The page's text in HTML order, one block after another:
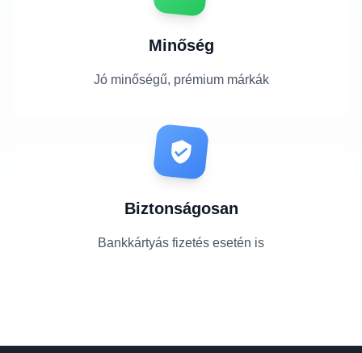
Minőség
Jó minőségű, prémium márkák
Biztonságosan
Bankkártyás fizetés esetén is